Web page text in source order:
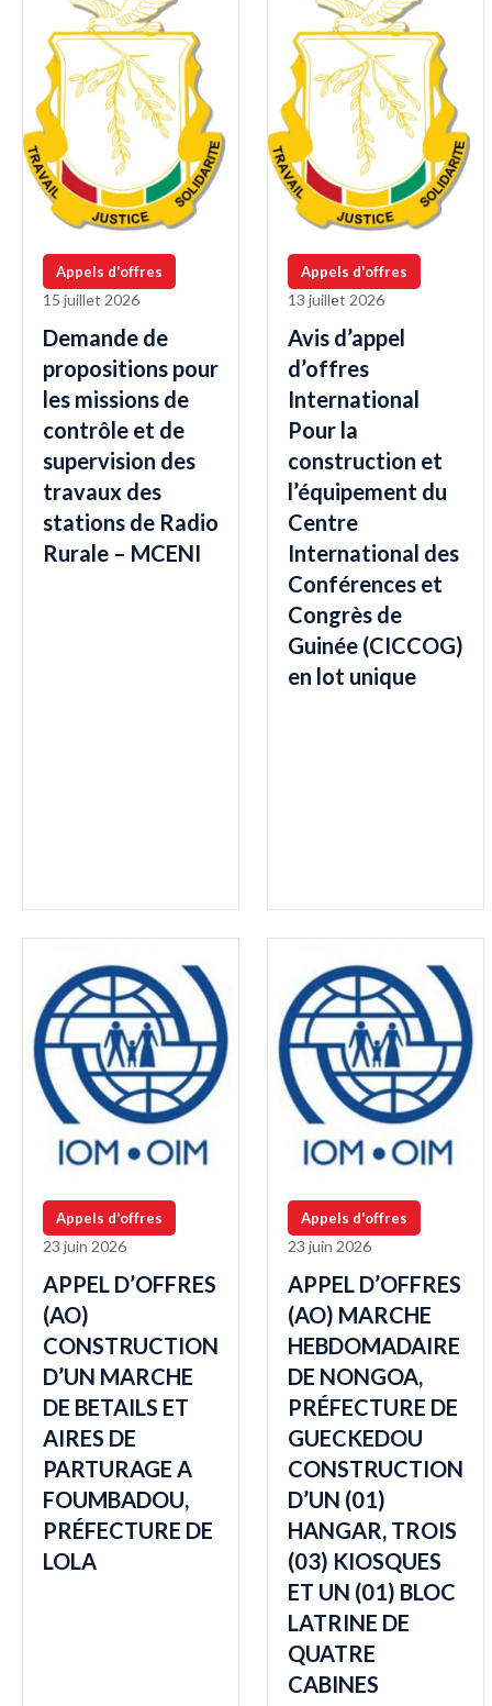
Appels d'offres
15 juillet 2026
Demande de
propositions pour
les missions de
contrôle et de
supervision des
travaux des
stations de Radio
Rurale – MCENI
Appels d'offres
13 juillet 2026
Avis d’appel
d’offres
International
Pour la
construction et
l’équipement du
Centre
International des
Conférences et
Congrès de
Guinée (CICCOG)
en lot unique
Appels d'offres
23 juin 2026
APPEL D’OFFRES
(AO)
CONSTRUCTION
D’UN MARCHE
DE BETAILS ET
AIRES DE
PARTURAGE A
FOUMBADOU,
PRÉFECTURE DE
LOLA
Appels d'offres
23 juin 2026
APPEL D’OFFRES
(AO) MARCHE
HEBDOMADAIRE
DE NONGOA,
PRÉFECTURE DE
GUECKEDOU
CONSTRUCTION
D’UN (01)
HANGAR, TROIS
(03) KIOSQUES
ET UN (01) BLOC
LATRINE DE
QUATRE
CABINES